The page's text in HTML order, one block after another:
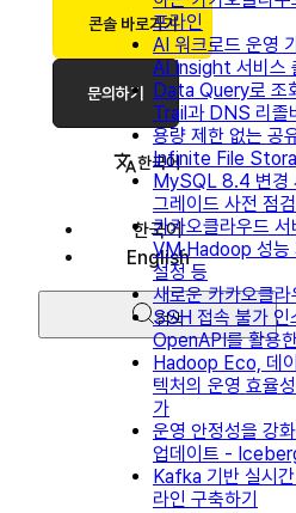
콘솔 바로가기
문의하기
한국어
한국어
English
검색
프라인
AI 워크로드 운영
AI Insight 서비스
Data Query로 조
Trail과 DNS 리졸
용량 제한 없는 공
Infinite File
MySQL 8.4 변경
그레이드 사전 점
카카오클라우드
VM·Hadoop 성능
설정 등
새로운 카카오클라
SSH 접속 불가 인
OpenAPI를 활용
Hadoop Eco, 데
텍처의 운영 효율
가
운영 안정성을 강
업데이트 -
Kafka 기반 실시
라인 구축하기